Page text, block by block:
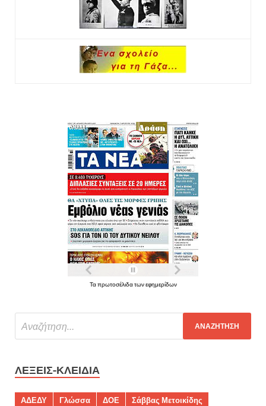
Τα πρωτοσέλιδα των εφημερίδων
ΛΈΞΕΙΣ-ΚΛΕΙΔΙΆ
ΑΔΕΔΥ Γλώσσα ΔΟΕ
Σάββας Μετοικίδης